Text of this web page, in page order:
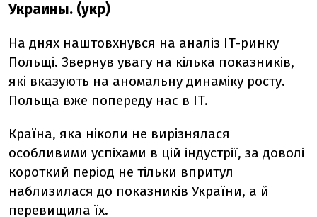
Украины. (укр)
На днях наштовхнувся на аналіз ІТ-ринку
Польщі. Звернув увагу на кілька показників,
які вказують на аномальну динаміку росту.
Польща вже попереду нас в IT.
Країна, яка ніколи не вирізнялася
особливими успіхами в цій індустрії, за доволі
короткий період не тільки впритул
наблизилася до показників України, а й
перевищила їх.